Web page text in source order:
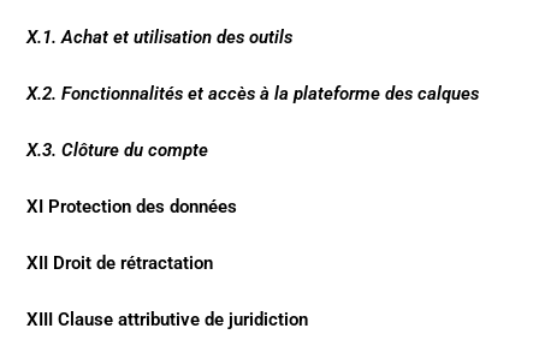
X.1. Achat et utilisation des outils
X.2. Fonctionnalités et accès à la plateforme des calques
X.3. Clôture du compte
XI Protection des données
XII Droit de rétractation
XIII Clause attributive de juridiction